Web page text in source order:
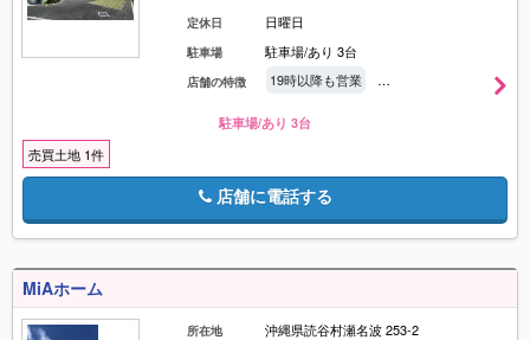
定休日 日曜日
駐車場 駐車場/あり 3台
店舗の特徴 19時以降も営業 外国語対応可 経歴10
駐車場/あり 3台
売買土地 1件
店舗に電話する
MiAホーム
所在地 沖縄県読谷村瀬名波 253-2